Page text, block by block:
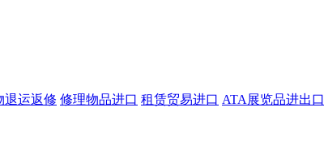
退运返修 修理物品进口 租赁贸易进口 ATA展览品进出口